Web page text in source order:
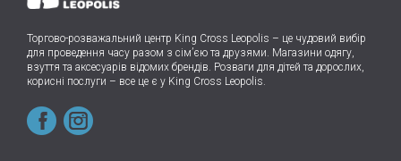
Торгово-розважальний центр King Cross Leopolis – це чудовий вибір
для проведення часу разом з сім’єю та друзями. Магазини одягу,
взуття та аксесуарів відомих брендів. Розваги для дітей та дорослих,
корисні послуги – все це є у King Cross Leopolis.